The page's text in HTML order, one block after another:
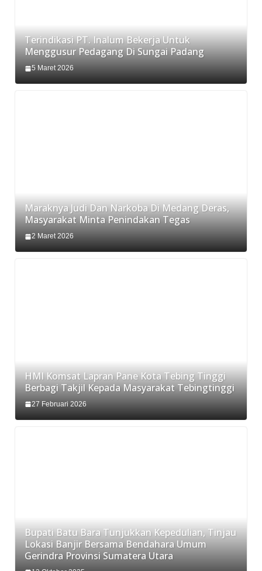
Terindikasi PT. Inalum Bekerja Untuk
Menggusur Pedagang Di Sungai Padang
5 Maret 2026
Maraknya Judi Dan Narkoba Di Medang Deras,
Masyarakat Minta Penindakan Tegas
2 Maret 2026
HMI Komsat Lapran Pane Kota Tebing Tinggi
Berbagi Takjil Kepada Masyarakat Tebingtinggi
27 Februari 2026
Bupati Batu Bara Tunjukkan Kepedulian, Tinjau
Lokasi Banjir Bersama Bendahara Umum
Gerindra Provinsi Sumatera Utara